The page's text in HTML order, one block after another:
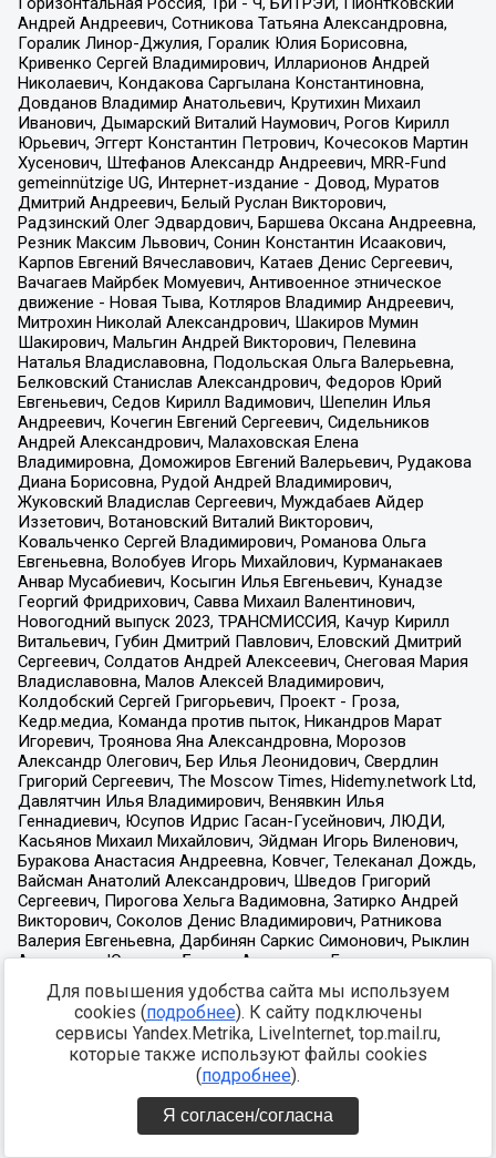
Для повышения удобства сайта мы используем
cookies (подробнее). К сайту подключены
сервисы Yandex.Metrika, LiveInternet, top.mail.ru,
которые также используют файлы cookies
(подробнее).
Я согласен/согласна